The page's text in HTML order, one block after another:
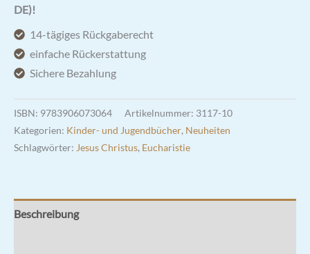
Band
2
Menge
DE)!
14-tägiges Rückgaberecht
einfache Rückerstattung
Sichere Bezahlung
ISBN: 9783906073064 Artikelnummer: 3117-10
Kategorien: Kinder- und Jugendbücher, Neuheiten
Schlagwörter: Jesus Christus, Eucharistie
Beschreibung